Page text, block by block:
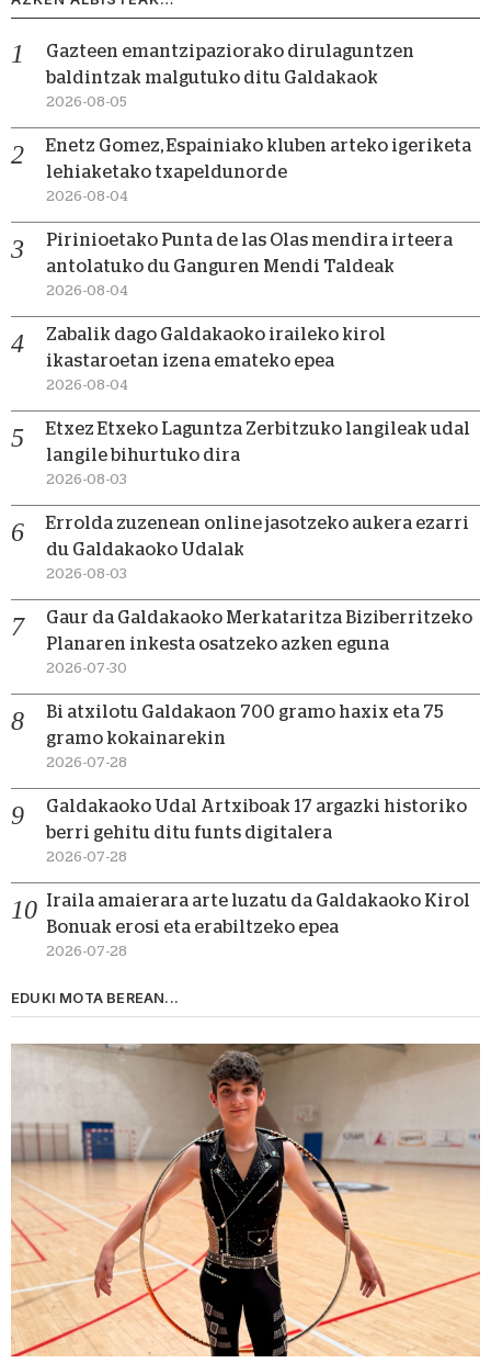
Gazteen emantzipaziorako dirulaguntzen
baldintzak malgutuko ditu Galdakaok
2026-08-05
Enetz Gomez, Espainiako kluben arteko igeriketa
lehiaketako txapeldunorde
2026-08-04
Pirinioetako Punta de las Olas mendira irteera
antolatuko du Ganguren Mendi Taldeak
2026-08-04
Zabalik dago Galdakaoko iraileko kirol
ikastaroetan izena emateko epea
2026-08-04
Etxez Etxeko Laguntza Zerbitzuko langileak udal
langile bihurtuko dira
2026-08-03
Errolda zuzenean online jasotzeko aukera ezarri
du Galdakaoko Udalak
2026-08-03
Gaur da Galdakaoko Merkataritza Biziberritzeko
Planaren inkesta osatzeko azken eguna
2026-07-30
Bi atxilotu Galdakaon 700 gramo haxix eta 75
gramo kokainarekin
2026-07-28
Galdakaoko Udal Artxiboak 17 argazki historiko
berri gehitu ditu funts digitalera
2026-07-28
Iraila amaierara arte luzatu da Galdakaoko Kirol
Bonuak erosi eta erabiltzeko epea
2026-07-28
EDUKI MOTA BEREAN...